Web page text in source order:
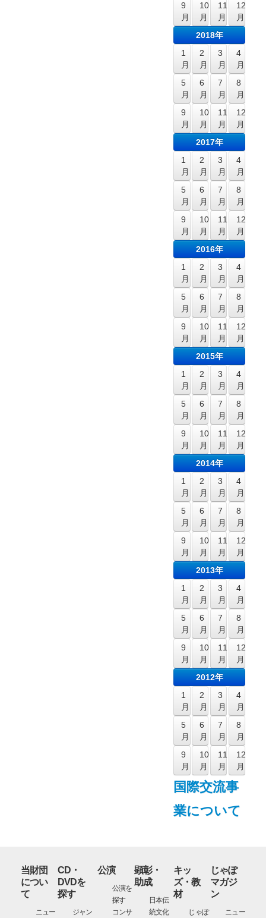
9
月
10
月
11
月
12
月
2018年
1
月
2
月
3
月
4
月
5
月
6
月
7
月
8
月
9
月
10
月
11
月
12
月
2017年
1
月
2
月
3
月
4
月
5
月
6
月
7
月
8
月
9
月
10
月
11
月
12
月
2016年
1
月
2
月
3
月
4
月
5
月
6
月
7
月
8
月
9
月
10
月
11
月
12
月
2015年
1
月
2
月
3
月
4
月
5
月
6
月
7
月
8
月
9
月
10
月
11
月
12
月
2014年
1
月
2
月
3
月
4
月
5
月
6
月
7
月
8
月
9
月
10
月
11
月
12
月
2013年
1
月
2
月
3
月
4
月
5
月
6
月
7
月
8
月
9
月
10
月
11
月
12
月
2012年
1
月
2
月
3
月
4
月
5
月
6
月
7
月
8
月
9
月
10
月
11
月
12
月
国際交流事
業について
当財団
につい
て
ニュー
CD・
DVDを
探す
ジャン
公演
公演を
探す
コンサ
顕彰・
助成
日本伝
統文化
キッ
ズ・教
材
じゃぽ
じゃぽ
マガジ
ン
ニュー